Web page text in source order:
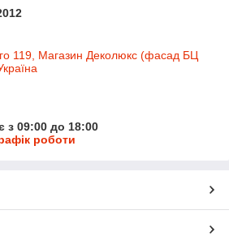
119, Магазин Деколюкс (фасад БЦ
з 09:00 до 18:00
роботи